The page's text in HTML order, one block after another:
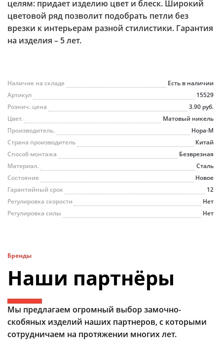
целям: придает изделию цвет и блеск. Широкий
цветовой ряд позволит подобрать петли без
врезки к интерьерам разной стилистики. Гарантия
на изделия – 5 лет.
Наличие на складе
Есть в наличии
Артикул
15529
Рознич. цена
3.90 руб.
Цвет.
Матовый никель
Производитель.
Нора-М
Страна производитель
Китай
Способ монтажа
Безврезная
Материал.
Сталь
Состояние
Новое
Гарантийный срок
12
Регулировка скорости
Нет
Регулировка силы
Нет
Бренды
Наши партнёры
Мы предлагаем огромный выбор замочно-
скобяных изделий наших партнеров, с которыми
сотрудничаем на протяжении многих лет.